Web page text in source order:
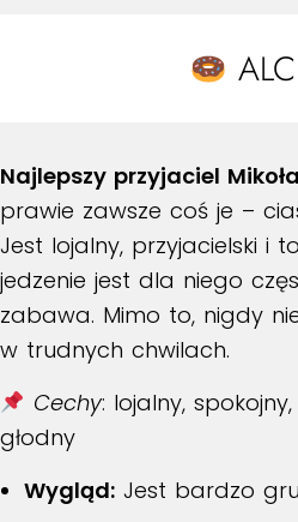
Najlepszy przyjaciel
prawie zawsze coś je –
Jest lojalny, przyjacielski i
jedzenie jest dla niego
zabawa. Mimo to, nigdy
w trudnych chwilach.
Cechy: lojalny,
głodny
Wygląd: Jest bardzo